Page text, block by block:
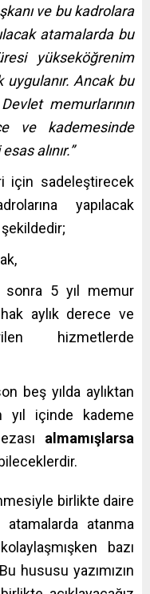
ve bu kadrolara
atamalarda bu
yükseköğrenim
Ancak bu
memurlarının
ve kademesinde
alınır.”
için sadeleştirecek
yapılacak
sonra 5 yıl memur
aylık derece ve
hizmetlerde
beş yılda aylıktan
yıl içinde kademe
almamışlarsa
birlikte daire
atamalarda atanma
bazı
hususu yazımızın